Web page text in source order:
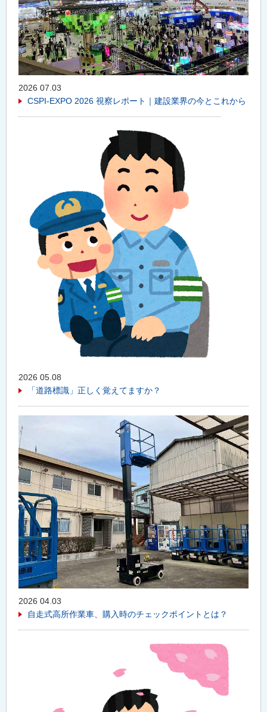
2026 07.03
CSPI-EXPO 2026 視察レポート｜建設業界の今とこれから
2026 05.08
「道路標識」正しく覚えてますか？
2026 04.03
自走式高所作業車、購入時のチェックポイントとは？